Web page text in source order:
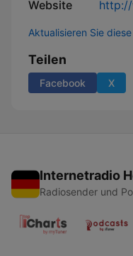
Website
Aktualisieren Sie
Teilen
Facebook X
Internetradio
Radiosender und